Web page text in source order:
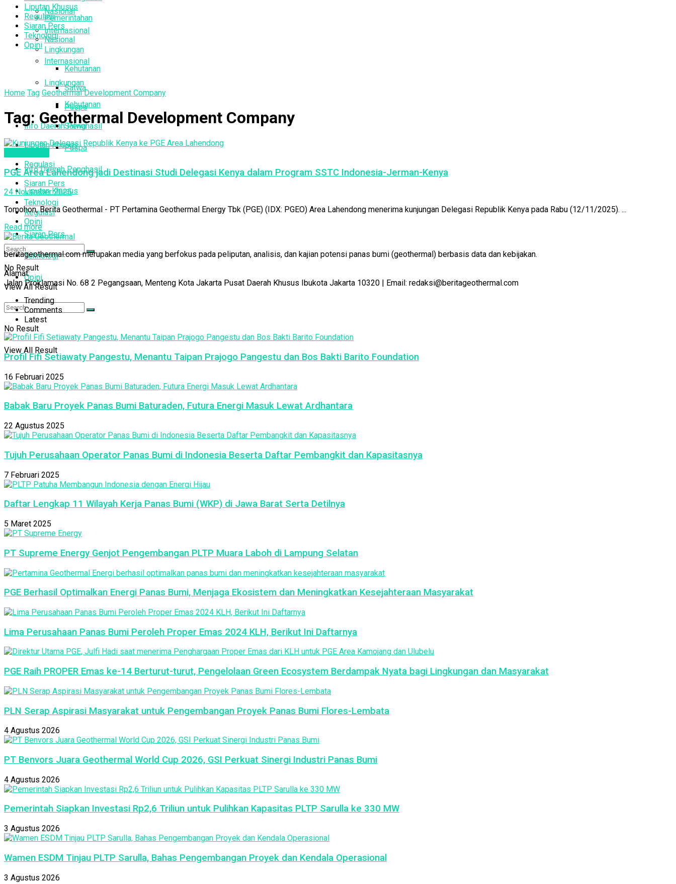
Nasional
Internasional
Lingkungan
Kehutanan
Satwa
Puspa
Info Daerah Penghasil
Liputan Khusus
Regulasi
Siaran Pers
Teknologi
Opini
No Result
View All Result
Pemerintahan
Nasional
Internasional
Lingkungan
Kehutanan
Satwa
Puspa
Info Daerah Penghasil
Liputan Khusus
Regulasi
Siaran Pers
Teknologi
Opini
No Result
View All Result
Liputan Khusus
Regulasi
Siaran Pers
Teknologi
Opini
Home Tag Geothermal Development Company
Tag: Geothermal Development Company
PGE Area Lahendong jadi Destinasi Studi Delegasi Kenya dalam Program SSTC Indonesia-Jerman-Kenya
24 November 2025
Tomohon, Berita Geothermal - PT Pertamina Geothermal Energy Tbk (PGE) (IDX: PGEO) Area Lahendong menerima kunjungan Delegasi Republik Kenya pada Rabu (12/11/2025). ...
Read more
beritageothermal.com merupakan media yang berfokus pada peliputan, analisis, dan kajian potensi panas bumi (geothermal) berbasis data dan kebijakan.
Alamat:
Jalan Proklamasi No. 68 2 Pegangsaan, Menteng Kota Jakarta Pusat Daerah Khusus Ibukota Jakarta 10320 | Email: redaksi@beritageothermal.com
Trending
Comments
Latest
Profil Fifi Setiawaty Pangestu, Menantu Taipan Prajogo Pangestu dan Bos Bakti Barito Foundation
16 Februari 2025
Babak Baru Proyek Panas Bumi Baturaden, Futura Energi Masuk Lewat Ardhantara
22 Agustus 2025
Tujuh Perusahaan Operator Panas Bumi di Indonesia Beserta Daftar Pembangkit dan Kapasitasnya
7 Februari 2025
Daftar Lengkap 11 Wilayah Kerja Panas Bumi (WKP) di Jawa Barat Serta Detilnya
5 Maret 2025
PT Supreme Energy Genjot Pengembangan PLTP Muara Laboh di Lampung Selatan
PGE Berhasil Optimalkan Energi Panas Bumi, Menjaga Ekosistem dan Meningkatkan Kesejahteraan Masyarakat
Lima Perusahaan Panas Bumi Peroleh Proper Emas 2024 KLH, Berikut Ini Daftarnya
PGE Raih PROPER Emas ke-14 Berturut-turut, Pengelolaan Green Ecosystem Berdampak Nyata bagi Lingkungan dan Masyarakat
PLN Serap Aspirasi Masyarakat untuk Pengembangan Proyek Panas Bumi Flores-Lembata
4 Agustus 2026
PT Benvors Juara Geothermal World Cup 2026, GSI Perkuat Sinergi Industri Panas Bumi
4 Agustus 2026
Pemerintah Siapkan Investasi Rp2,6 Triliun untuk Pulihkan Kapasitas PLTP Sarulla ke 330 MW
3 Agustus 2026
Wamen ESDM Tinjau PLTP Sarulla, Bahas Pengembangan Proyek dan Kendala Operasional
3 Agustus 2026